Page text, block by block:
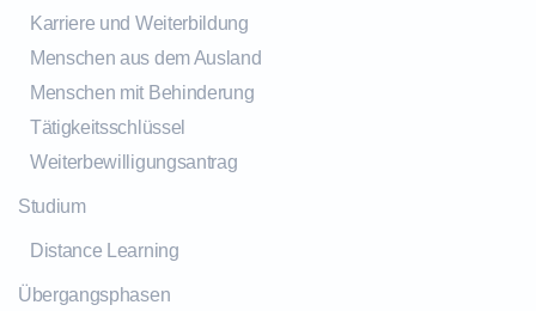
Karriere und Weiterbildung
Menschen aus dem Ausland
Menschen mit Behinderung
Tätigkeitsschlüssel
Weiterbewilligungsantrag
Studium
Distance Learning
Übergangsphasen